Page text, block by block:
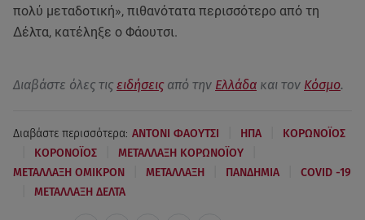
πολύ μεταδοτική», πιθανότατα περισσότερο από τη
Δέλτα, κατέληξε ο Φάουτσι.
Διαβάστε όλες τις ειδήσεις από την Ελλάδα και τον Κόσμο.
Διαβάστε περισσότερα: ΑΝΤΟΝΙ ΦΑΟΥΤΣΙ ΗΠΑ ΚΟΡΩΝΟΪΟΣ
ΚΟΡΟΝΟΪΟΣ ΜΕΤΑΛΛΑΞΗ ΚΟΡΩΝΟΪΟΥ
ΜΕΤΑΛΛΑΞΗ ΟΜΙΚΡΟΝ ΜΕΤΑΛΛΑΞΗ ΠΑΝΔΗΜΙΑ COVID -19
ΜΕΤΑΛΛΑΞΗ ΔΕΛΤΑ